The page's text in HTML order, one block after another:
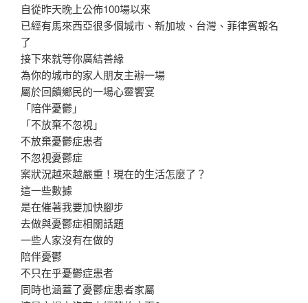
自從昨天晚上公佈100場以來
已經有馬來西亞很多個城市、新加坡、台灣、菲律賓報名
了
接下來就等你廣結善緣
為你的城市的家人朋友主辦一場
屬於回饋鄉民的一場心靈饗宴
「陪伴憂鬱」
「不放棄不忽視」
不放棄憂鬱症患者
不忽視憂鬱症
案狀況越來越嚴重！現在的生活怎麼了？
這一些數據
是在催著我要加快腳步
去做與憂鬱症相關話題
一些人家沒有在做的
陪伴憂鬱
不只在乎憂鬱症患者
同時也涵蓋了憂鬱症患者家屬